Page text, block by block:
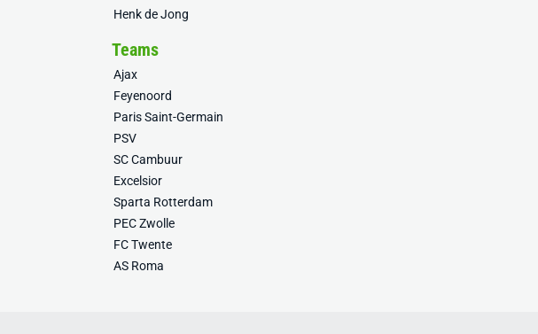
Henk de Jong
Teams
Ajax
Feyenoord
Paris Saint-Germain
PSV
SC Cambuur
Excelsior
Sparta Rotterdam
PEC Zwolle
FC Twente
AS Roma